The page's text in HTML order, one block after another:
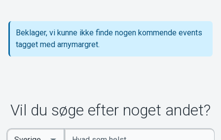
Support
Beklager, vi kunne ikke finde nogen kommende events
tagget med arnymargret.
Vil du søge efter noget andet?
Indtast
Select